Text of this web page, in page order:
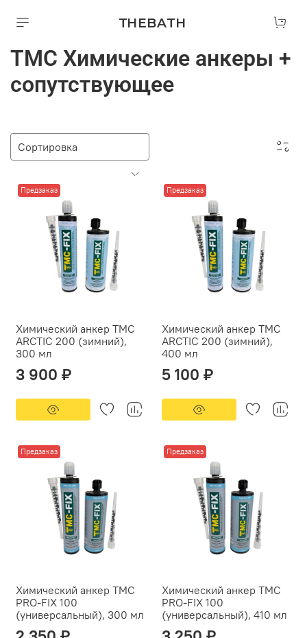
THEBATH
ТМС Химические анкеры +
сопутствующее
Предзаказ
Химический анкер ТМС
ARCTIC 200 (зимний),
300 мл
3 900 ₽
Предзаказ
Химический анкер ТМС
ARCTIC 200 (зимний),
400 мл
5 100 ₽
Предзаказ
Химический анкер ТМС
PRO-FIX 100
(универсальный), 300 мл
Предзаказ
Химический анкер ТМС
PRO-FIX 100
(универсальный), 410 мл